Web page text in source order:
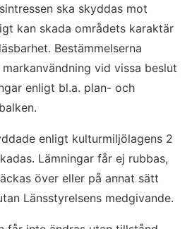
ska skyddas mot
kan skada områdets karaktär
Bestämmelserna
vid vissa beslut
enligt bl.a. plan- och
enligt kulturmiljölagens 2
Lämningar får ej rubbas,
över eller på annat sätt
Länsstyrelsens medgivande.